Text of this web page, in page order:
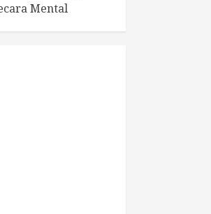
Mental